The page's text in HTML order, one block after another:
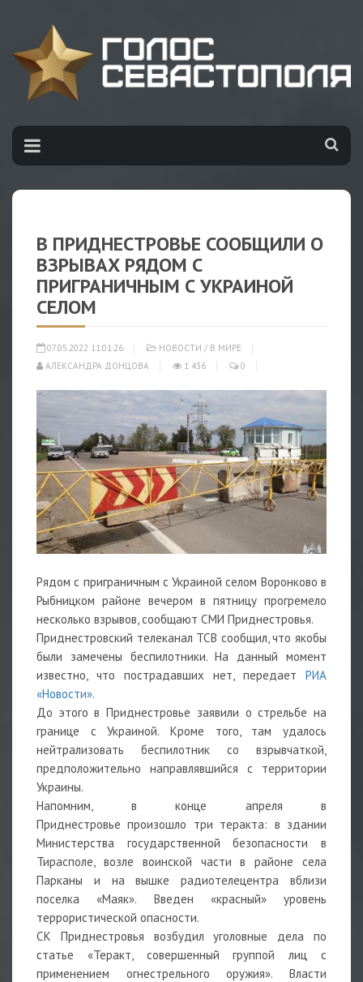
В ПРИДНЕСТРОВЬЕ СООБЩИЛИ О
ВЗРЫВАХ РЯДОМ С
ПРИГРАНИЧНЫМ С УКРАИНОЙ
СЕЛОМ
07.05.2022 11:01:26 НОВОСТИ / В МИРЕ
АЛЕКСАНДРА ДОНЦОВА
1 436 0
Рядом с приграничным с Украиной селом Воронково в
Рыбницком районе вечером в пятницу прогремело
несколько взрывов, сообщают СМИ Приднестровья.
Приднестровский телеканал ТСВ сообщил, что якобы
были замечены беспилотники. На данный момент
известно, что пострадавших нет, передает
РИА
«Новости».
До этого в Приднестровье заявили о стрельбе на
границе с Украиной. Кроме того, там
удалось
нейтрализовать беспилотник со взрывчаткой,
предположительно направлявшийся с территории
Украины.
Напомним, в конце апреля в
Приднестровье произошло три теракта: в здании
Министерства государственной безопасности в
Тирасполе, возле воинской части в районе села
Парканы и на вышке радиотелецентра вблизи
поселка «Маяк». Введен «красный» уровень
террористической опасности.
СК Приднестровья возбудил уголовные дела по
статье «Теракт, совершенный группой лиц с
применением огнестрельного оружия». Власти